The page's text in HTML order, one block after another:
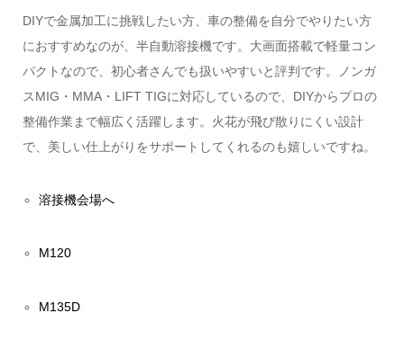
DIYで金属加工に挑戦したい方、車の整備を自分でやりたい方
におすすめなのが、半自動溶接機です。大画面搭載で軽量コン
パクトなので、初心者さんでも扱いやすいと評判です。ノンガ
スMIG・MMA・LIFT TIGに対応しているので、DIYからプロの
整備作業まで幅広く活躍します。火花が飛び散りにくい設計
で、美しい仕上がりをサポートしてくれるのも嬉しいですね。
溶接機会場へ
M120
M135D